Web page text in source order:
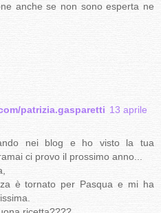
anche se non sono esperta ne
patrizia.gasparetti 13 aprile
nei blog e ho visto la tua
ci provo il prossimo anno...
è tornato per Pasqua e mi ha